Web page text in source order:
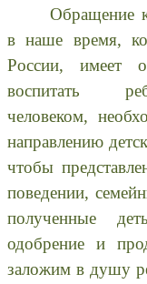
Обращение
в наше время,
России, имеет
воспитать
человеком,
направлению
чтобы
поведении,
полученные
одобрение и
заложим в душу